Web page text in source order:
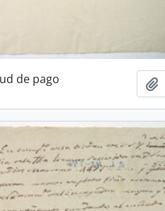
de pago